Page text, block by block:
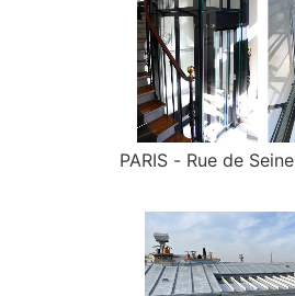
PARIS - Rue de Seine